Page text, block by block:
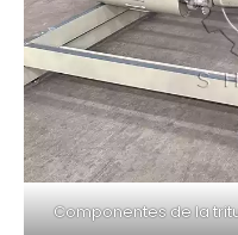
Componentes de la